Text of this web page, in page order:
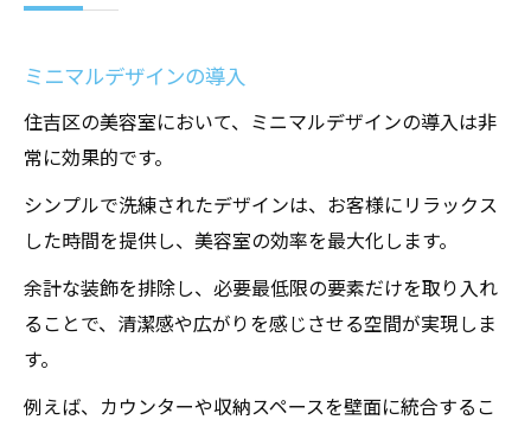
ミニマルデザインの導入
住吉区の美容室において、ミニマルデザインの導入は非
常に効果的です。
シンプルで洗練されたデザインは、お客様にリラックス
した時間を提供し、美容室の効率を最大化します。
余計な装飾を排除し、必要最低限の要素だけを取り入れ
ることで、清潔感や広がりを感じさせる空間が実現しま
す。
例えば、カウンターや収納スペースを壁面に統合するこ